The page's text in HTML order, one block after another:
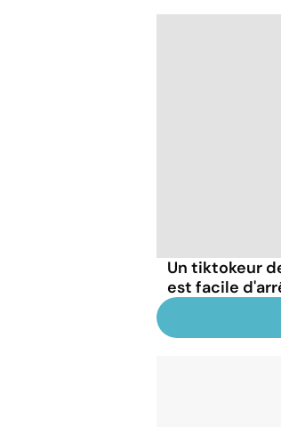
Un tiktokeur
est facile